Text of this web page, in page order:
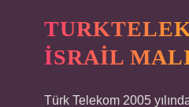
İSRAIL
Türk Telekom 2005